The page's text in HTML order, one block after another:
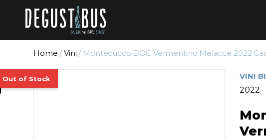
Home /Vini / Montecucco DOC Vermentino Melacce 2022
VINI
2022